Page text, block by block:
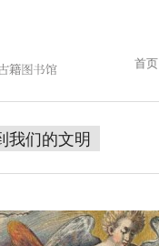
首页
我们的文明